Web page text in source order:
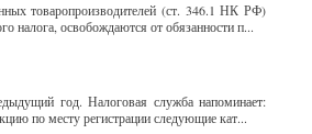
товаропроизводителей (ст. 346.1 НК РФ)
налога, освобождаются от обязанности п...
год. Налоговая служба напоминает:
по месту регистрации следующие кат...